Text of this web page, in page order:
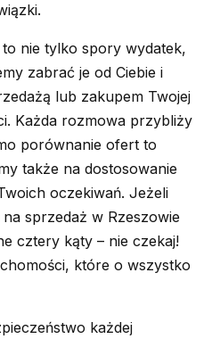
nie tylko spory wydatek,
zabrać je od Ciebie i
lub zakupem Twojej
Każda rozmowa przybliży
porównanie ofert to
także na dostosowanie
oczekiwań. Jeżeli
sprzedaż w Rzeszowie
cztery kąty – nie czekaj!
które o wszystko
każdej